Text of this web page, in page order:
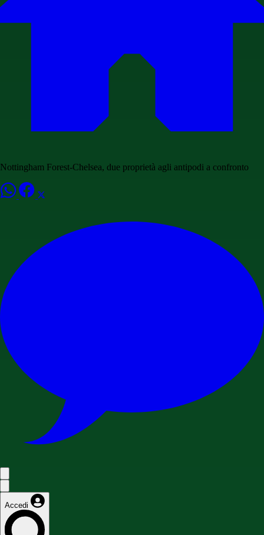
Nottingham Forest-Chelsea, due proprietà agli antipodi a confronto
Accedi